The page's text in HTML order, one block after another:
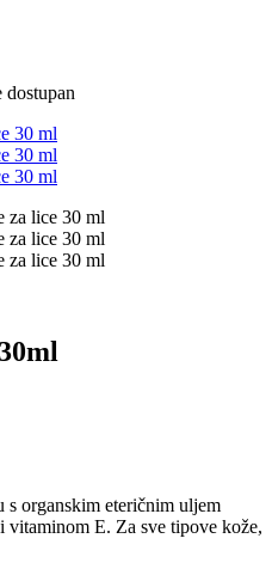
organskim eteričnim uljem
vitaminom E. Za sve tipove kože,